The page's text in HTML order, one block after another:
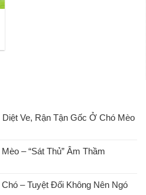
Ve, Rận Tận Gốc Ở Chó Mèo
– “Sát Thủ” Âm Thầm
– Tuyệt Đối Không Nên Ngó